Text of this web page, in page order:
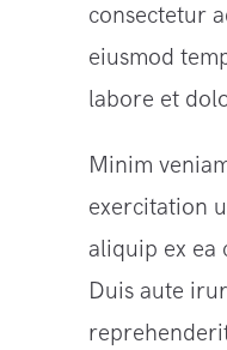
consectetur
eiusmod
labore et
Minim
exercitation
aliquip ex ea
Duis aute